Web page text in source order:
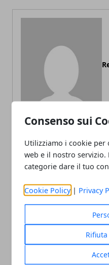
Consenso sui
Utilizziamo i cookie
web e il nostro servizio.
categorie dare il tuo
Cookie Policy | Privacy